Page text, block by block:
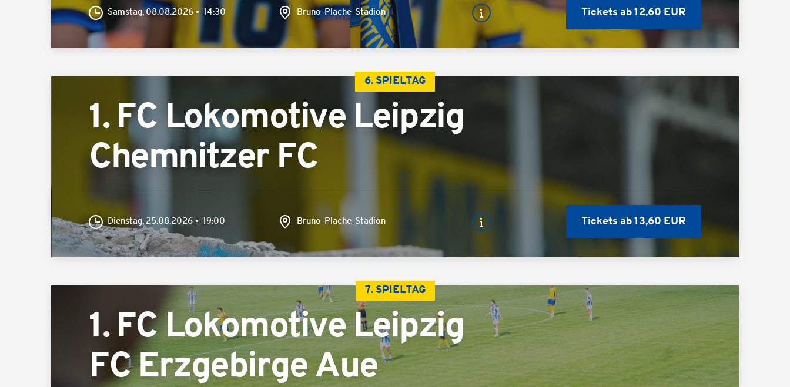
Samstag, 08.08.2026 14:30 Bruno-Plache-Stadion Tickets ab 12,60 EUR
6. SPIELTAG
1. FC Lokomotive Leipzig
Chemnitzer FC
Dienstag, 25.08.2026 19:00 Bruno-Plache-Stadion Tickets ab 13,60 EUR
7. SPIELTAG
1. FC Lokomotive Leipzig
FC Erzgebirge Aue